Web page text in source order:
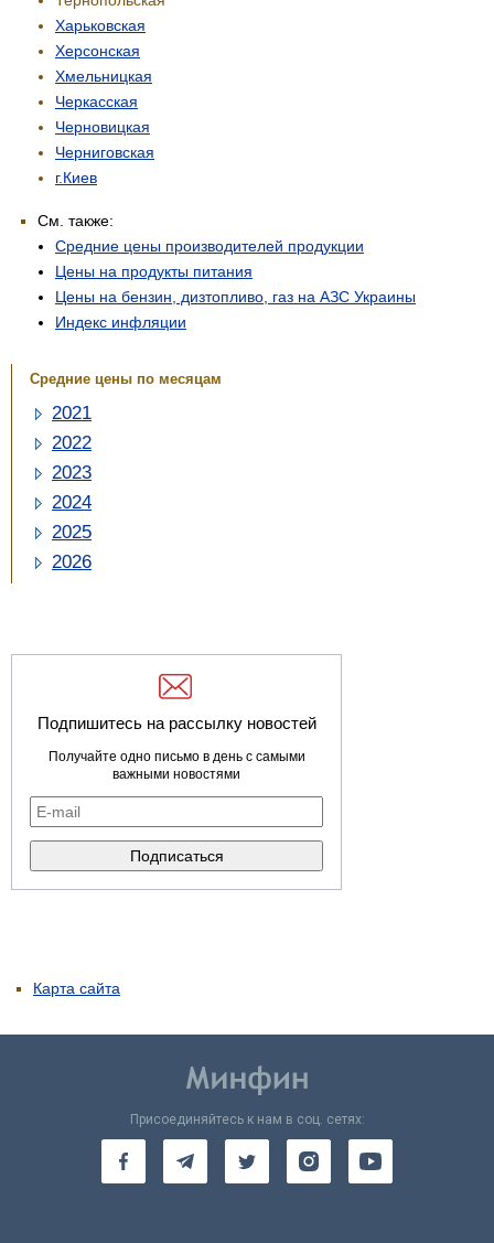
Харьковская
Херсонская
Хмельницкая
Черкасская
Черновицкая
Черниговская
г.Киев
См. также:
Средние цены производителей продукции
Цены на продукты питания
Цены на бензин, дизтопливо, газ на АЗС Украины
Индекс инфляции
Средние цены по месяцам
2021
2022
2023
2024
2025
2026
Подпишитесь на рассылку новостей
Получайте одно письмо в день с самыми
важными новостями
Карта сайта
Присоединяйтесь к нам в соц. сетях: